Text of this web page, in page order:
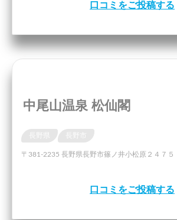
口コミをご投稿する
中尾山温泉 松仙閣
〒381-2235 長野県長野市篠ノ井小松原２４７５
口コミをご投稿する